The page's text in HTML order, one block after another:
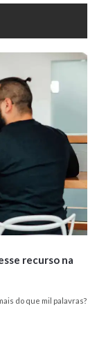
recurso na
do que mil palavras?